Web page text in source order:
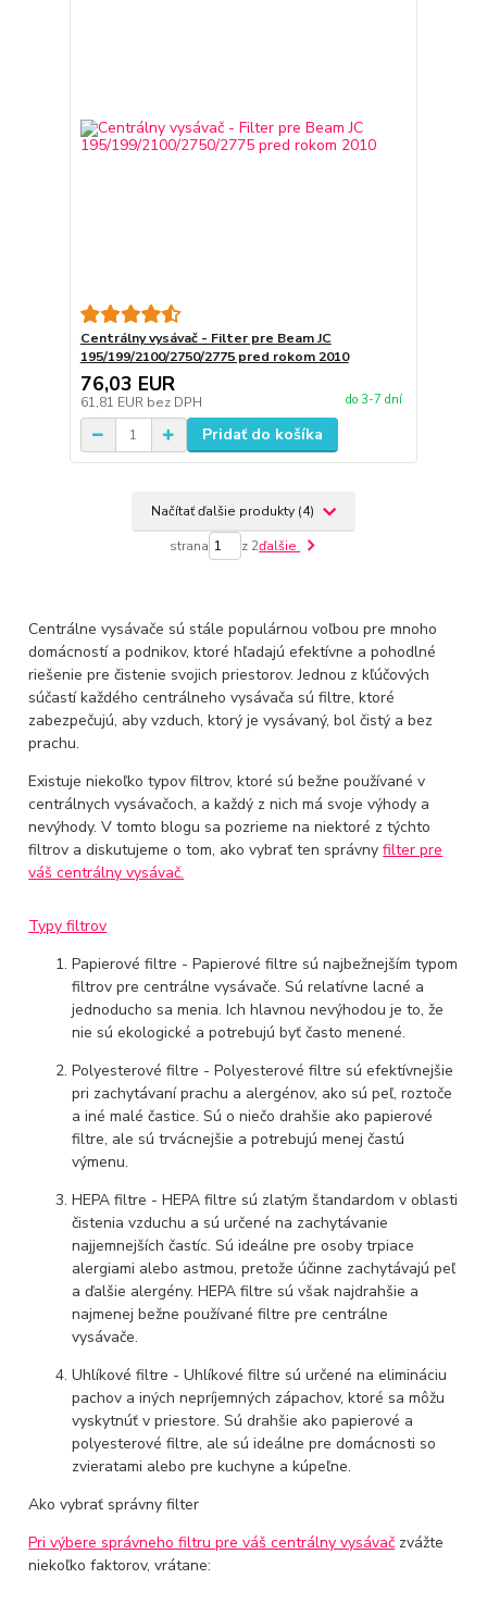
Centrálny vysávač - Filter pre Beam JC
195/199/2100/2750/2775 pred rokom 2010
76,03 EUR
61,81 EUR bez DPH do 3-7 dní
Pridať do košíka
Načítať ďalšie produkty (4)
strana z 2ďalšie
Centrálne vysávače sú stále populárnou voľbou pre mnoho
domácností a podnikov, ktoré hľadajú efektívne a pohodlné
riešenie pre čistenie svojich priestorov. Jednou z kľúčových
súčastí každého centrálneho vysávača sú filtre, ktoré
zabezpečujú, aby vzduch, ktorý je vysávaný, bol čistý a bez
prachu.
Existuje niekoľko typov filtrov, ktoré sú bežne používané v
centrálnych vysávačoch, a každý z nich má svoje výhody a
nevýhody. V tomto blogu sa pozrieme na niektoré z týchto
filtrov a diskutujeme o tom, ako vybrať ten správnyfilter pre
váš centrálny vysávač.
Typy filtrov
Papierové filtre - Papierové filtre sú najbežnejším typom
filtrov pre centrálne vysávače. Sú relatívne lacné a
jednoducho sa menia. Ich hlavnou nevýhodou je to, že
nie sú ekologické a potrebujú byť často menené.
Polyesterové filtre - Polyesterové filtre sú efektívnejšie
pri zachytávaní prachu a alergénov, ako sú peľ, roztoče
a iné malé častice. Sú o niečo drahšie ako papierové
filtre, ale sú trvácnejšie a potrebujú menej častú
výmenu.
HEPA filtre - HEPA filtre sú zlatým štandardom v oblasti
čistenia vzduchu a sú určené na zachytávanie
najjemnejších častíc. Sú ideálne pre osoby trpiace
alergiami alebo astmou, pretože účinne zachytávajú peľ
a ďalšie alergény. HEPA filtre sú však najdrahšie a
najmenej bežne používané filtre pre centrálne
vysávače.
Uhlíkové filtre - Uhlíkové filtre sú určené na elimináciu
pachov a iných nepríjemných zápachov, ktoré sa môžu
vyskytnúť v priestore. Sú drahšie ako papierové a
polyesterové filtre, ale sú ideálne pre domácnosti so
zvieratami alebo pre kuchyne a kúpeľne.
Ako vybrať správny filter
Pri výbere správneho filtru pre váš centrálny vysávač zvážte
niekoľko faktorov, vrátane: